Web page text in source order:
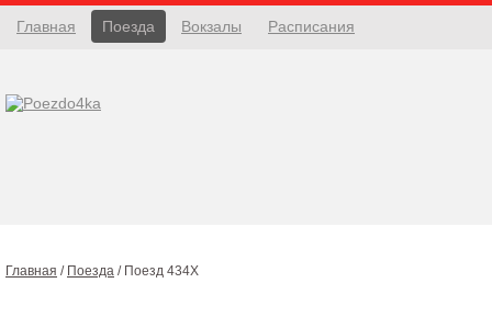
Главная Поезда Вокзалы Расписания
Главная / Поезда / Поезд 434Х